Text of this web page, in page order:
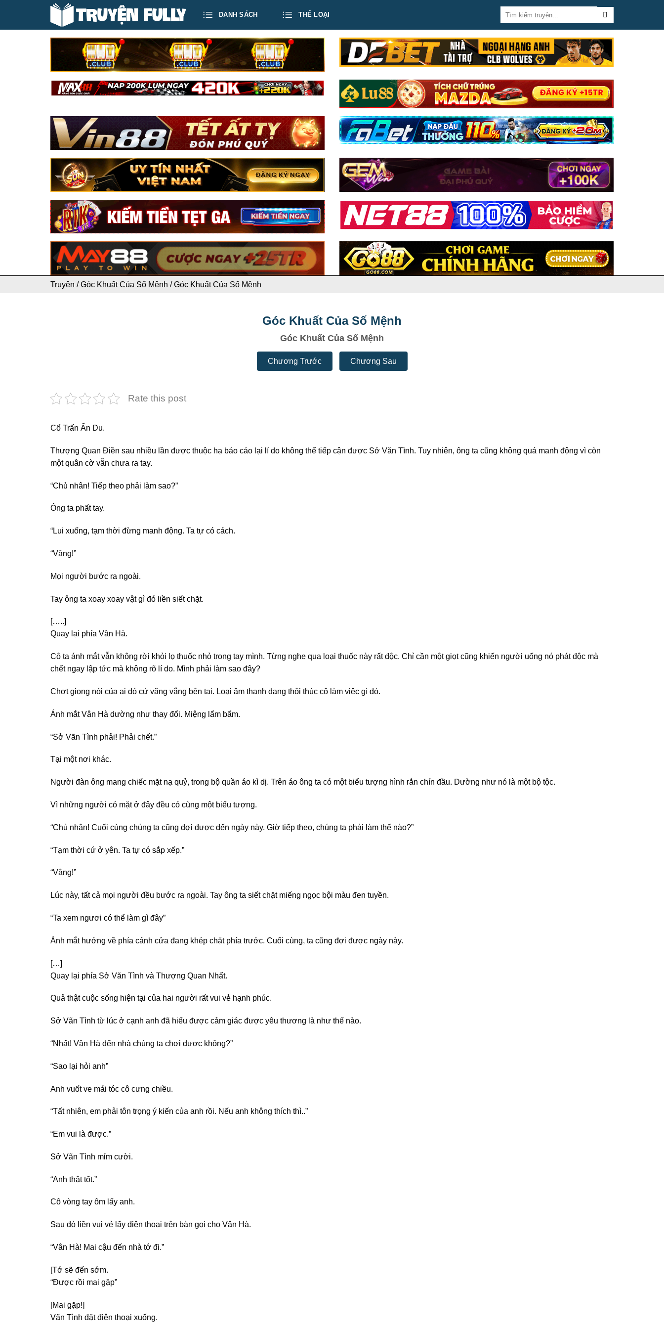
DANH SÁCH THỂ LOẠI
Truyện /Góc Khuất Của Số Mệnh /Góc Khuất Của Số Mệnh
Góc Khuất Của Số Mệnh
Góc Khuất Của Số Mệnh
Chương Trước Chương Sau
Rate this post
Cổ Trấn Ẩn Du.
Thượng Quan Điền sau nhiều lần được thuộc hạ báo cáo lại lí do không thể tiếp cận được Sở Văn Tình. Tuy nhiên, ông ta cũng không quá manh động vì còn
một quân cờ vẫn chưa ra tay.
“Chủ nhân! Tiếp theo phải làm sao?”
Ông ta phất tay.
“Lui xuống, tạm thời đừng manh động. Ta tự có cách.
“Vâng!”
Mọi người bước ra ngoài.
Tay ông ta xoay xoay vật gì đó liền siết chặt.
[…..]
Quay lại phía Vân Hà.
Cô ta ánh mắt vẫn không rời khỏi lọ thuốc nhỏ trong tay mình. Từng nghe qua loại thuốc này rất độc. Chỉ cần một giọt cũng khiến người uống nó phát độc mà
chết ngay lập tức mà không rõ lí do. Mình phải làm sao đây?
Chợt giọng nói của ai đó cứ văng vẳng bên tai. Loại âm thanh đang thôi thúc cô làm việc gì đó.
Ánh mắt Vân Hà dường như thay đổi. Miệng lẩm bẩm.
“Sở Vãn Tình phải! Phải chết.”
Tại một nơi khác.
Người đàn ông mang chiếc mặt nạ quỷ, trong bộ quần áo kì dị. Trên áo ông ta có một biểu tượng hình rắn chín đầu. Dường như nó là một bộ tộc.
Vì những người có mặt ở đây đều có cùng một biểu tượng.
“Chủ nhân! Cuối cùng chúng ta cũng đợi được đến ngày này. Giờ tiếp theo, chúng ta phải làm thế nào?”
“Tạm thời cứ ở yên. Ta tự có sắp xếp.”
“Vâng!”
Lúc này, tất cả mọi người đều bước ra ngoài. Tay ông ta siết chặt miếng ngọc bội màu đen tuyền.
“Ta xem ngươi có thể làm gì đây”
Ánh mắt hướng về phía cánh cửa đang khép chặt phía trước. Cuối cùng, ta cũng đợi được ngày này.
[…]
Quay lại phía Sở Văn Tình và Thượng Quan Nhất.
Quả thật cuộc sống hiện tại của hai người rất vui vẻ hạnh phúc.
Sở Vãn Tình từ lúc ở cạnh anh đã hiểu được cảm giác được yêu thương là như thế nào.
“Nhất! Vân Hà đến nhà chúng ta chơi được không?”
“Sao lại hỏi anh”
Anh vuốt ve mái tóc cô cưng chiều.
“Tất nhiên, em phải tôn trọng ý kiến của anh rồi. Nếu anh không thích thì..”
“Em vui là được.”
Sở Vãn Tình mỉm cười.
“Anh thật tốt.”
Cô vòng tay ôm lấy anh.
Sau đó liền vui vẻ lấy điện thoại trên bàn gọi cho Vân Hà.
“Vân Hà! Mai cậu đến nhà tớ đi.”
[Tớ sẽ đến sớm.
“Được rồi mai gặp”
[Mai gặp!]
Vãn Tình đặt điện thoại xuống.